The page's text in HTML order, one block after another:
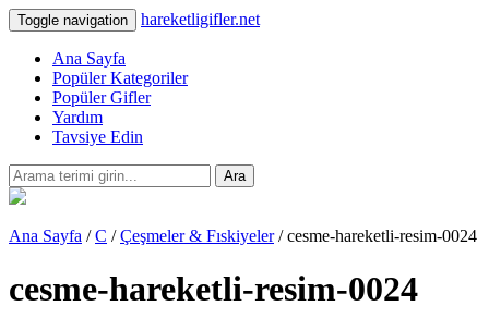
Toggle navigation hareketligifler.net
Ana Sayfa
Popüler Kategoriler
Popüler Gifler
Yardım
Tavsiye Edin
Ara
Ana Sayfa /C /Çeşmeler & Fıskiyeler/ cesme-hareketli-resim-0024
cesme-hareketli-resim-0024